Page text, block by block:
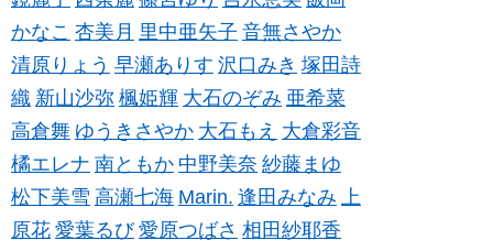
かなこ 杏美月 里中亜矢子 音無さやか
清原りょう 早瀬ありす 沢口みき 塚田詩
織 新山沙弥 楓姫輝 大石のぞみ 亜希菜
高倉舞 ゆうきさやか 大石もえ 大倉彩音
橘エレナ 南ともか 中野美奈 紗藤まゆ
松下美雪 高瀬七海 Marin. 逢田みなみ
上
原花 愛葉るび 愛原つばさ 相田紗耶香